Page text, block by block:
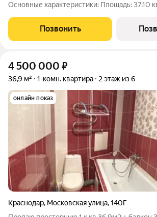
Основные характеристики: Площадь: 37.10 кв. м Отделка: с
Западный обход. Жилой комплекс: новый жилой квартал
бизнес - класса «Самолёт 7».
Позвонить
4 500 000 ₽
36,9 м² 1-комн. квартира 2 этаж из 6
онлайн показ
Краснодар, Московская улица,140Г